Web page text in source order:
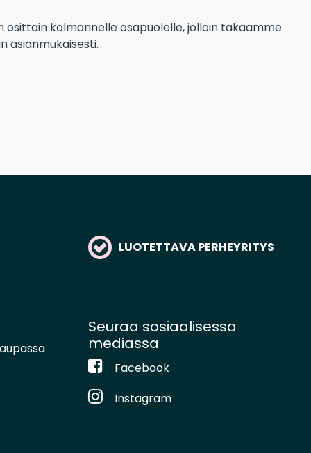
kolmannelle osapuolelle, jolloin takaamme
asianmukaisesti.
LUOTETTAVA PERHEYRITYS
Seuraa sosiaalisessa
mediassa
Facebook
Instagram